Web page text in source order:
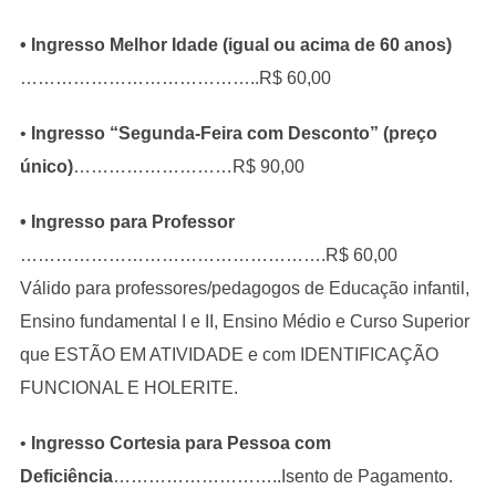
• Ingresso Melhor Idade (igual ou acima de 60 anos)
…………………………………..R$ 60,00
• Ingresso “Segunda-Feira com Desconto” (preço
único)………………………R$ 90,00
• Ingresso para Professor
…………………………………………….R$ 60,00
Válido para professores/pedagogos de Educação infantil,
Ensino fundamental I e II, Ensino Médio e Curso Superior
que ESTÃO EM ATIVIDADE e com IDENTIFICAÇÃO
FUNCIONAL E HOLERITE.
• Ingresso Cortesia para Pessoa com
Deficiência………………………..Isento de Pagamento.